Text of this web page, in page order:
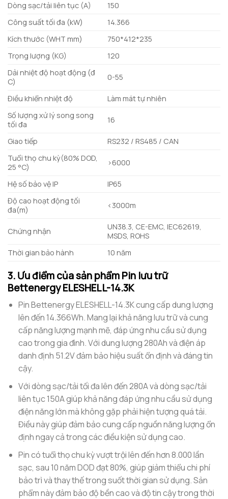
Dòng sạc/tải liên tục (A)
150
Công suất tối đa (kW)
14.366
Kích thước (WHT mm)
750*412*235
Trọng lượng (KG)
120
Dải nhiệt độ hoạt động (đ
C)
0-55
Điều khiển nhiệt độ
Làm mát tự nhiên
Số lượng xử lý song song
tối đa
16
Giao tiếp
RS232 / RS485 / CAN
Tuổi thọ chu kỳ(80% DOD,
25 °C)
>6000
Hệ số bảo vệ IP
IP65
Độ cao hoạt động tối
đa(m)
<3000m
Chứng nhận
UN38.3, CE-EMC, IEC62619,
MSDS, ROHS
Thời gian bảo hành
10 năm
3. Ưu điểm của sản phẩm Pin lưu trữ
Bettenergy ELESHELL-14.3K
Pin Bettenergy ELESHELL-14.3K cung cấp dung lượng
lên đến 14.366Wh. Mang lại khả năng lưu trữ và cung
cấp năng lượng mạnh mẽ, đáp ứng nhu cầu sử dụng
cao trong gia đình. Với dung lượng 280Ah và điện áp
danh định 51.2V đảm bảo hiệu suất ổn định và đáng tin
cậy.
Với dòng sạc/tải tối đa lên đến 280A và dòng sạc/tải
liên tục 150A giúp khả năng đáp ứng nhu cầu sử dụng
điện năng lớn mà không gặp phải hiện tượng quá tải.
Điều này giúp đảm bảo cung cấp nguồn năng lượng ổn
định ngay cả trong các điều kiện sử dụng cao.
Pin có tuổi thọ chu kỳ vượt trội lên đến hơn 8.000 lần
sạc, sau 10 năm DOD đạt 80%, giúp giảm thiểu chi phí
bảo trì và thay thế trong suốt thời gian sử dụng. Sản
phẩm này đảm bảo độ bền cao và độ tin cậy trong thời